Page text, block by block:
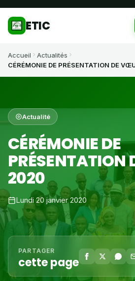
ETIC
Accueil
Actualités
CÉRÉMONIE DE PRÉSENTATION DE
Actualité
CÉRÉMONIE DE
2020
Lundi 20 janvier 2020
PARTAGER
cette page